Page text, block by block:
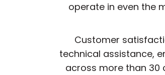
operate in even the
Customer
technical assistance,
across more than 30